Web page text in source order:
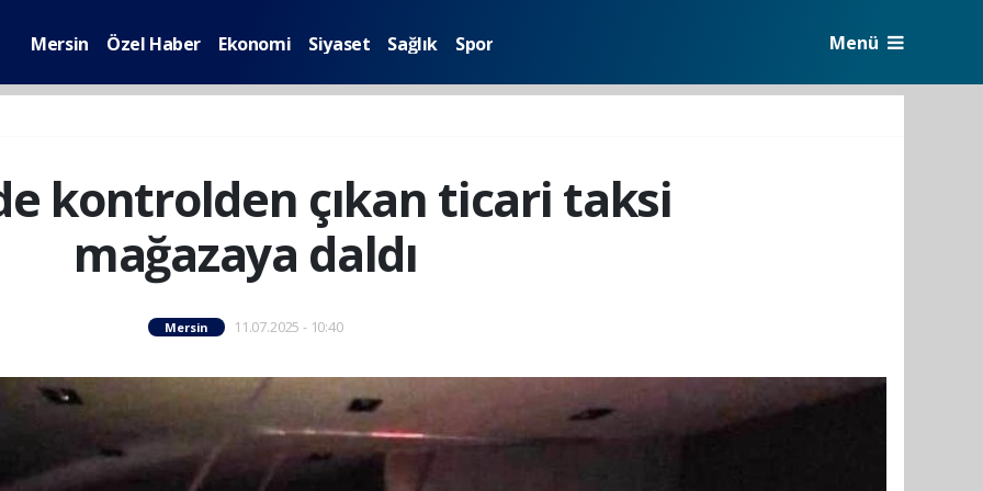
Mersin Özel Haber Ekonomi Siyaset Sağlık Spor Menü
kontrolden çıkan ticari taksi
mağazaya daldı
Mersin 11.07.2025 - 10:40